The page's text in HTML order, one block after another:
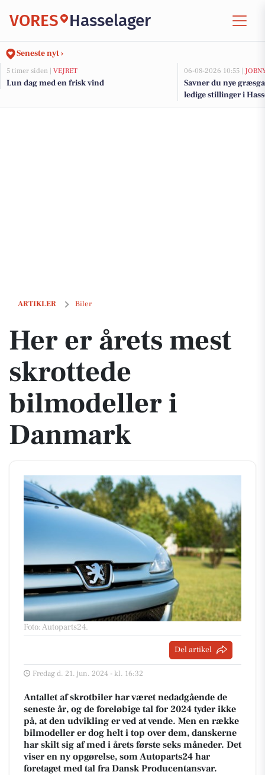
VORES Hasselager
Seneste nyt ›
5 timer siden | VEJRET
Lun dag med en frisk vind
06-08-2026 10:55 |
Savner du nye
ledige stillinger i
ARTIKLER Biler
Her er årets mest skrottede bilmodeller i Danmark
Her er årets mest
skrottede
bilmodeller i
Danmark
Foto: Autoparts24.
Del artikel
Fredag d. 21. jun. 2024 - kl. 16:32
Antallet af skrotbiler har været nedadgående de
seneste år, og de foreløbige tal for 2024 tyder ikke
på, at den udvikling er ved at vende. Men en række
bilmodeller er dog helt i top over dem, danskerne
har skilt sig af med i årets første seks måneder. Det
viser en ny opgørelse, som Autoparts24 har
foretaget med tal fra Dansk Producentansvar.